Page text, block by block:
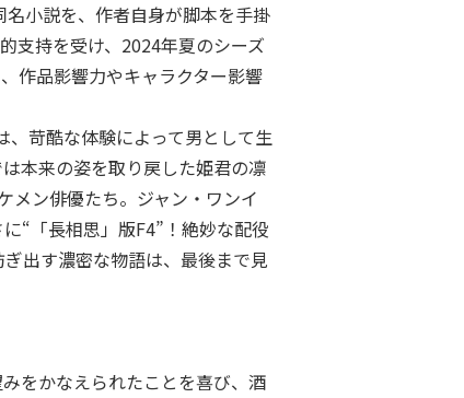
小説を、作者自身が脚本を手掛
支持を受け、2024年夏のシーズ
作品影響力やキャラクター影響
苛酷な体験によって男として生
本来の姿を取り戻した姫君の凛
メン俳優たち。ジャン・ワンイ
“「長相思」版F4”！絶妙な配役
出す濃密な物語は、最後まで見
をかなえられたことを喜び、酒